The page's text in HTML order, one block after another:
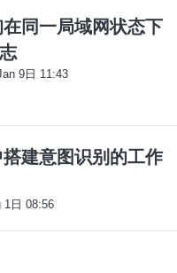
同一局域网状态下
9日 11:43
建意图识别的工作
1日 08:56